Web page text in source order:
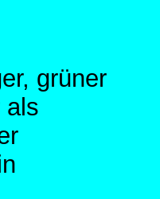
grüner
als